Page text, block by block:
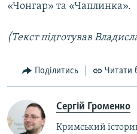
«Чонгар» та «Чаплинка».
(Текст підготував
Поділитись Читати
Сергій Громенко
Кримський